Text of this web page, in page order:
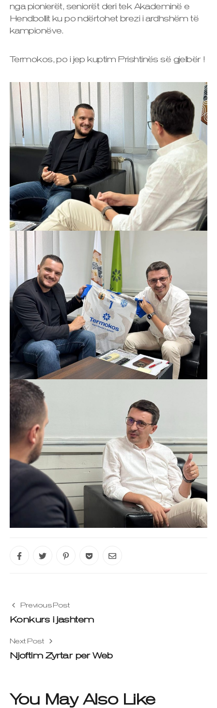
nga pionierët, seniorët deri tek Akademinë e
Hendbollit ku po ndërtohet brezi i ardhshëm të
kampionëve.
Termokos, po i jep kuptim Prishtinës së gjelbër !
Previous Post
Konkurs i jashtem
Next Post
Njoftim Zyrtar per Web
You May Also Like